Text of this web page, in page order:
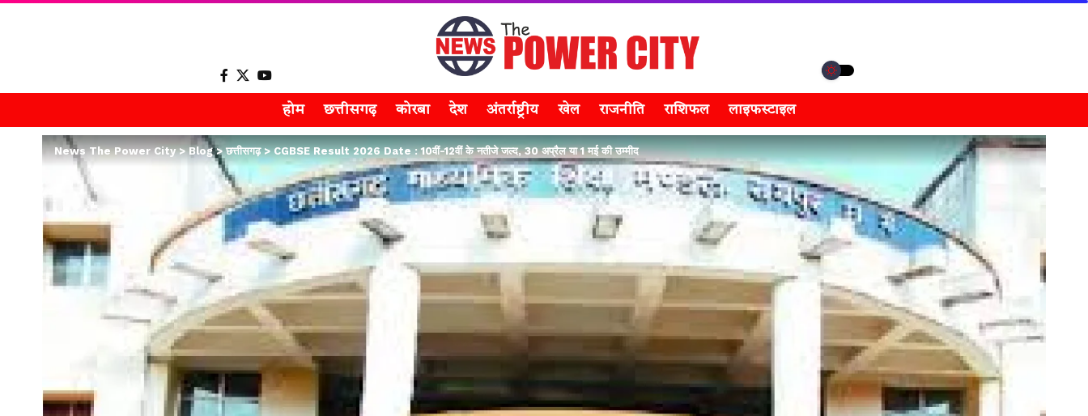
होम छत्तीसगढ़ कोरबा देश अंतर्राष्ट्रीय खेल राजनीति राशिफल लाइफस्टाइल
News The Power City>Blog>छत्तीसगढ़>CGBSE Result 2026 Date : 10वीं-12वीं के नतीजे जल्द, 30 अप्रैल या 1 मई की उम्मीद